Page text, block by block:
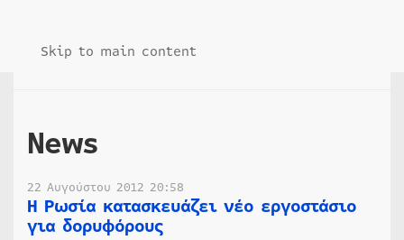
Skip to main content
News
22 Αυγούστου 2012 20:58
Η Ρωσία κατασκευάζει νέο εργοστάσιο
για δορυφόρους